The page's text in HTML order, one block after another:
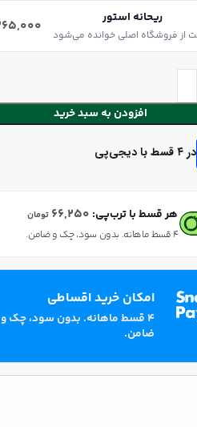
ریحانه استور
از فروشگاه اصلی خوانده می‌شود
افزودن به سبد خرید
در ۴ قسط با دیجی‌پی
هر قسط با ترب‌پی: ۶۶,۲۵۰ تومان
۴ قسط ماهانه. بدون سود، چک و ضامن.
امکان خرید اقساطی
۴ قسط ماهانه. بدون سود، چک و
ضامن.